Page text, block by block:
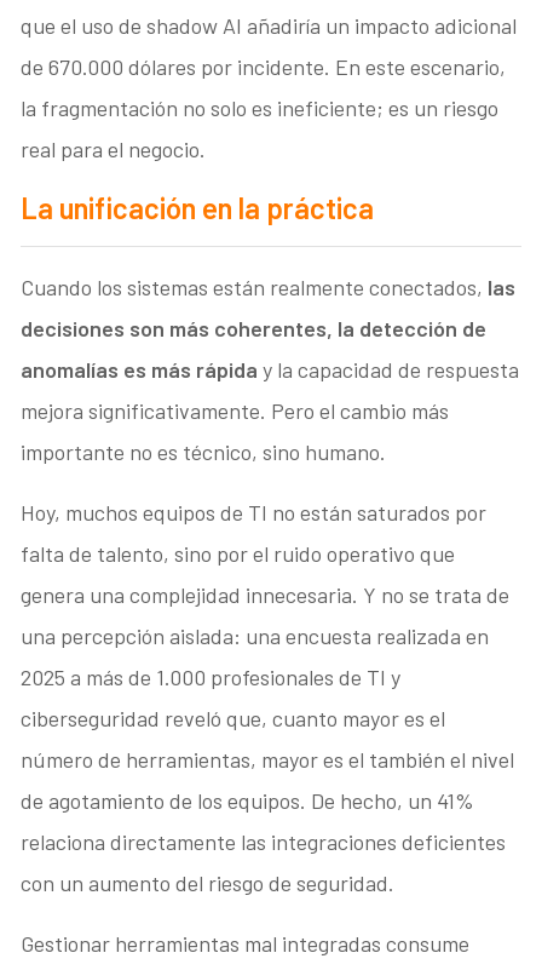
que el uso de shadow AI añadiría un impacto adicional
de 670.000 dólares por incidente. En este escenario,
la fragmentación no solo es ineficiente; es un riesgo
real para el negocio.
La unificación en la práctica
Cuando los sistemas están realmente conectados, las
decisiones son más coherentes, la detección de
anomalías es más rápida y la capacidad de respuesta
mejora significativamente. Pero el cambio más
importante no es técnico, sino humano.
Hoy, muchos equipos de TI no están saturados por
falta de talento, sino por el ruido operativo que
genera una complejidad innecesaria. Y no se trata de
una percepción aislada: una encuesta realizada en
2025 a más de 1.000 profesionales de TI y
ciberseguridad reveló que, cuanto mayor es el
número de herramientas, mayor es el también el nivel
de agotamiento de los equipos. De hecho, un 41%
relaciona directamente las integraciones deficientes
con un aumento del riesgo de seguridad.
Gestionar herramientas mal integradas consume